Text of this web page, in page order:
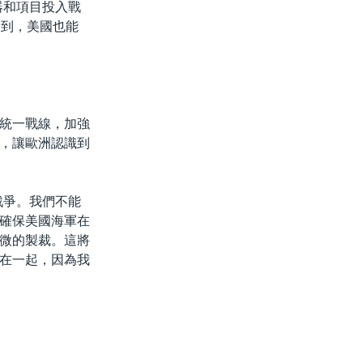
項目投入戰
，美國也能
一戰線，加強
讓歐洲認識到
。我們不能
保美國海軍在
的製裁。這將
一起，因為我